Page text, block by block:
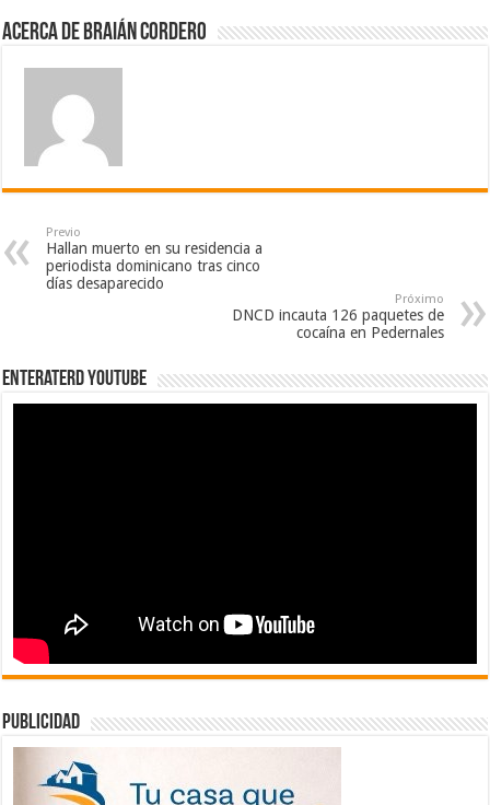
Acerca de Braián Cordero
Previo
Hallan muerto en su residencia a
periodista dominicano tras cinco
días desaparecido
Próximo
DNCD incauta 126 paquetes de
cocaína en Pedernales
EnterateRD YOUTUBE
publicidad